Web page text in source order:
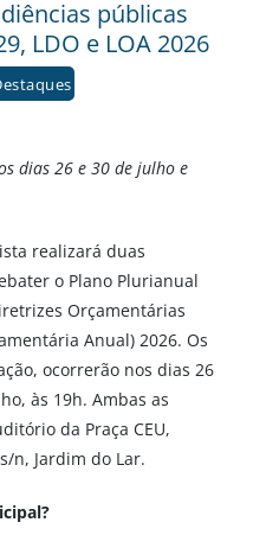
públicas
LDO e LOA 2026
dias 26 e 30 de julho e
realizará duas
o Plano Plurianual
Orçamentárias
Anual) 2026. Os
ocorrerão nos dias 26
às 19h. Ambas as
da Praça CEU,
n, Jardim do Lar.